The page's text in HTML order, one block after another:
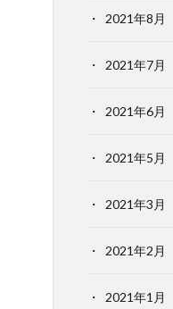
2021年8月
2021年7月
2021年6月
2021年5月
2021年3月
2021年2月
2021年1月